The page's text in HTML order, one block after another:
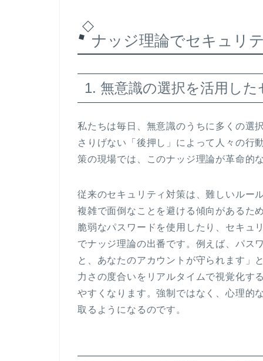
ナッジ理論でセキュリ
1. 無意識の選択を活用し
私たちは毎日、無意識のうちに多くの選
さりげない「後押し」によって人々の行
策の現場では、このナッジ理論が革命的
従来のセキュリティ対策は、難しいルー
複雑で面倒なことを避ける傾向があるた
脆弱なパスワードを使用したり、セキュ
でナッジ理論の出番です。例えば、パス
と、あなたのアカウントが守られます」
力さの度合いをリアルタイムで視覚化す
やすくなります。強制ではなく、心理的
取るようになるのです。